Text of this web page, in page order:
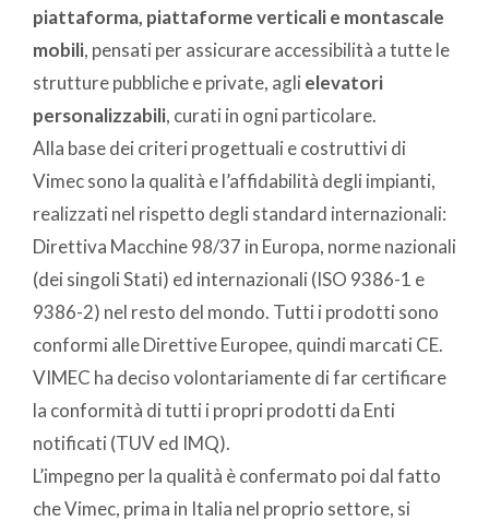
piattaforma, piattaforme verticali e montascale
mobili, pensati per assicurare accessibilità a tutte le
strutture pubbliche e private, agli elevatori
personalizzabili, curati in ogni particolare.
Alla base dei criteri progettuali e costruttivi di
Vimec sono la qualità e l’affidabilità degli impianti,
realizzati nel rispetto degli standard internazionali:
Direttiva Macchine 98/37 in Europa, norme nazionali
(dei singoli Stati) ed internazionali (ISO 9386-1 e
9386-2) nel resto del mondo. Tutti i prodotti sono
conformi alle Direttive Europee, quindi marcati CE.
VIMEC ha deciso volontariamente di far certificare
la conformità di tutti i propri prodotti da Enti
notificati (TUV ed IMQ).
L’impegno per la qualità è confermato poi dal fatto
che Vimec, prima in Italia nel proprio settore, si